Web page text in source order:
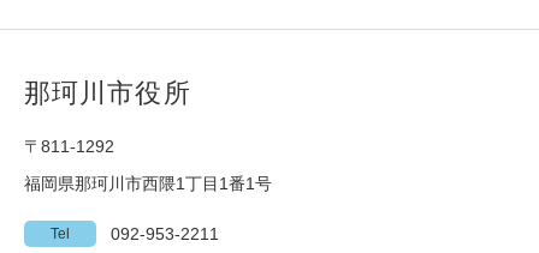
那珂川市役所
〒811-1292
福岡県那珂川市西隈1丁目1番1号
Tel 092-953-2211